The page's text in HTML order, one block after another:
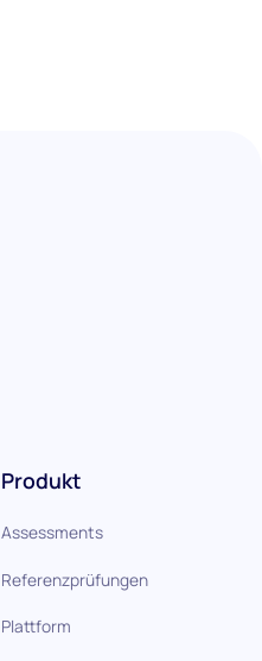
Produkt
Assessments
Referenzprüfungen
Plattform